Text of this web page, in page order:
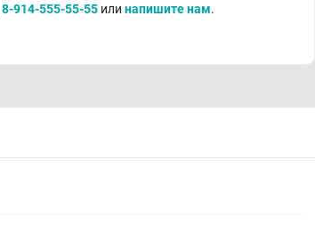
8-914-555-55-55 или напишите нам.